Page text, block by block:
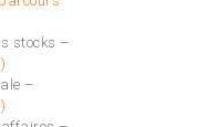
stocks –
–